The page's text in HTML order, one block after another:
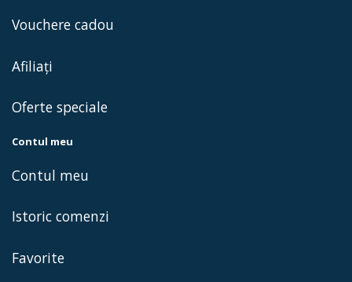
Vouchere cadou
Afiliaţi
Oferte speciale
Contul meu
Contul meu
Istoric comenzi
Favorite